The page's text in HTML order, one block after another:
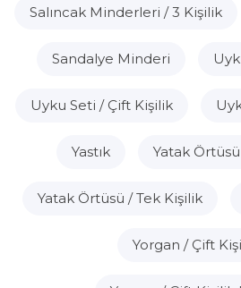
Salıncak Minderleri / 3 Kişilik
Sandalye Minderi
Uyku Seti / Çift Kişilik
Yastık Yatak
Yatak Örtüsü / Tek Kişilik
Yorgan / Çift